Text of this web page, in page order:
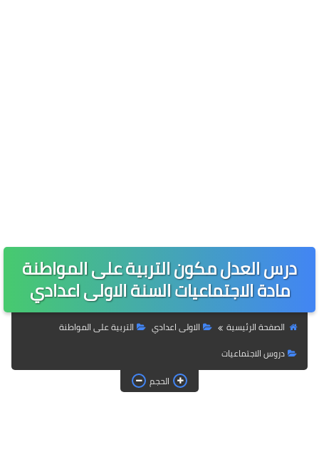
درس العدل مكون التربية على المواطنة
مادة الاجتماعيات السنة الاولى اعدادي
الصفحة الرئيسية الاولى اعدادي
التربية على المواطنة
دروس الاجتماعيات
الحجم